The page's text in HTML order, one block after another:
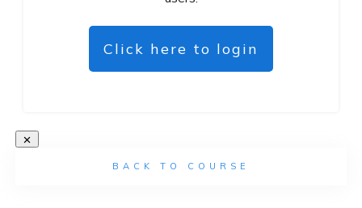
Click here to login
BACK TO COURSE